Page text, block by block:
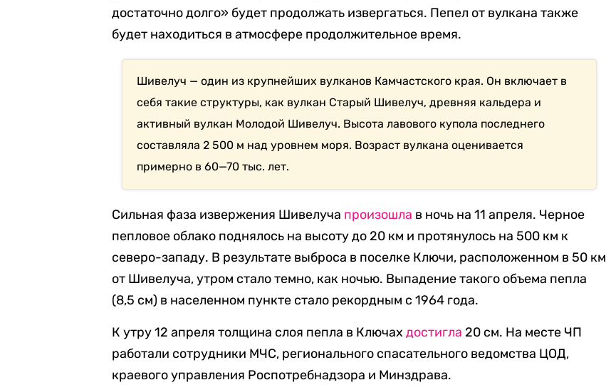
достаточно долго» будет продолжать извергаться. Пепел от вулкана также
будет находиться в атмосфере продолжительное время.
Шивелуч — один из крупнейших вулканов Камчастского края. Он включает в
себя такие структуры, как вулкан Старый Шивелуч, древняя кальдера и
активный вулкан Молодой Шивелуч. Высота лавового купола последнего
составляла 2 500 м над уровнем моря. Возраст вулкана оценивается
примерно в 60—70 тыс. лет.
Сильная фаза извержения Шивелуча произошла в ночь на 11 апреля. Черное
пепловое облако поднялось на высоту до 20 км и протянулось на 500 км к
северо-западу. В результате выброса в поселке Ключи, расположенном в 50 км
от Шивелуча, утром стало темно, как ночью. Выпадение такого объема пепла
(8,5 см) в населенном пункте стало рекордным с 1964 года.
К утру 12 апреля толщина слоя пепла в Ключахдостигла 20 см. На месте ЧП
работали сотрудники МЧС, регионального спасательного ведомства ЦОД,
краевого управления Роспотребнадзора и Минздрава.